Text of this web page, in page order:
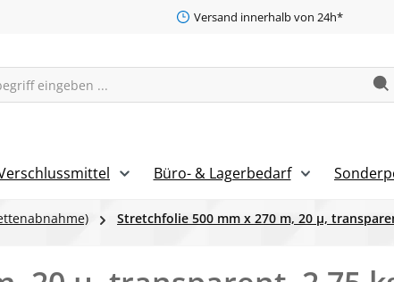
Versand innerhalb von 24h*
Büro- & Lagerbedarf
Stretchfolie 500 mm x 270 m, 20 µ,